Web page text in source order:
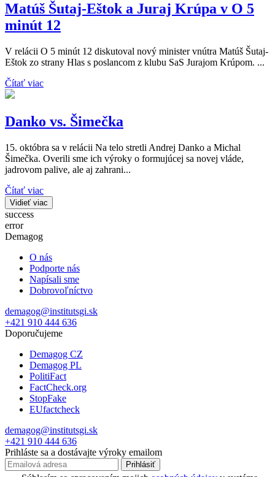
Matúš Šutaj-Eštok a Juraj Krúpa v O 5
minút 12
V relácii O 5 minút 12 diskutoval nový minister vnútra Matúš Šutaj-
Eštok zo strany Hlas s poslancom z klubu SaS Jurajom Krúpom. ...
Čítať viac
Danko vs. Šimečka
15. októbra sa v relácii Na telo stretli Andrej Danko a Michal
Šimečka. Overili sme ich výroky o formujúcej sa novej vláde,
jadrovom palive, ale aj zahrani...
Čítať viac
Vidieť viac
success
error
Demagog
O nás
Podporte nás
Napísali sme
Dobrovoľníctvo
demagog@institutsgi.sk
+421 910 444 636
Doporučujeme
Demagog CZ
Demagog PL
PolitiFact
FactCheck.org
StopFake
EUfactcheck
demagog@institutsgi.sk
+421 910 444 636
Prihláste sa a dostávajte výroky emailom
Prihlásiť